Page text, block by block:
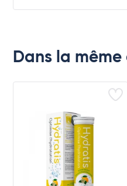
Dans la